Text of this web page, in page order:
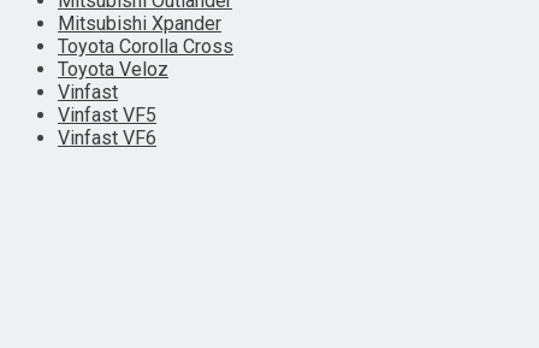
Mitsubishi Xpander
Toyota Corolla Cross
Toyota Veloz
Vinfast
Vinfast VF5
Vinfast VF6